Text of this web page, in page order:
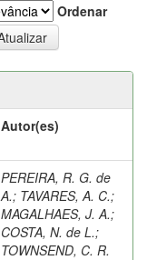
Ordenar
Autor(es)
PEREIRA, R. G. de
A.; TAVARES, A. C.;
MAGALHAES, J. A.;
COSTA, N. de L.;
TOWNSEND, C. R.